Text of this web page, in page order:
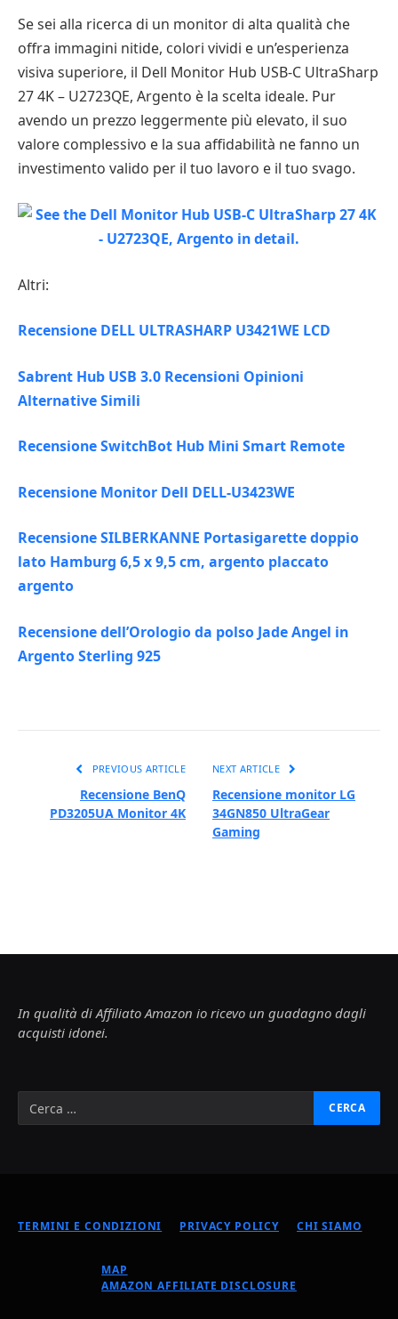
Se sei alla ricerca di un monitor di alta qualità che
offra immagini nitide, colori vividi e un’esperienza
visiva superiore, il Dell Monitor Hub USB-C UltraSharp
27 4K – U2723QE, Argento è la scelta ideale. Pur
avendo un prezzo leggermente più elevato, il suo
valore complessivo e la sua affidabilità ne fanno un
investimento valido per il tuo lavoro e il tuo svago.
Altri:
Recensione DELL ULTRASHARP U3421WE LCD
Sabrent Hub USB 3.0 Recensioni Opinioni
Alternative Simili
Recensione SwitchBot Hub Mini Smart Remote
Recensione Monitor Dell DELL-U3423WE
Recensione SILBERKANNE Portasigarette doppio
lato Hamburg 6,5 x 9,5 cm, argento placcato
argento
Recensione dell’Orologio da polso Jade Angel in
Argento Sterling 925
PREVIOUS ARTICLE
Recensione BenQ
PD3205UA Monitor 4K
NEXT ARTICLE
Recensione monitor LG
34GN850 UltraGear
Gaming
In qualità di Affiliato Amazon io ricevo un guadagno dagli
acquisti idonei.
TERMINI E CONDIZIONI PRIVACY POLICY CHI SIAMO
MAP
AMAZON AFFILIATE DISCLOSURE